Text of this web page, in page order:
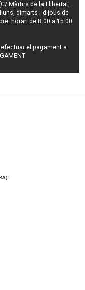
Màrtirs de la Llibertat,
dimarts i dijous de
horari de 8.00 a 15.00
el pagament a